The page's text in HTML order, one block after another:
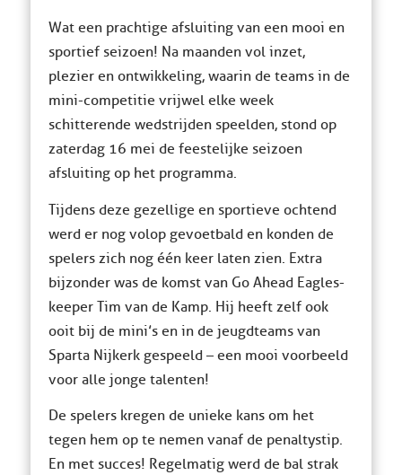
Wat een prachtige afsluiting van een mooi en
sportief seizoen! Na maanden vol inzet,
plezier en ontwikkeling, waarin de teams in de
mini-competitie vrijwel elke week
schitterende wedstrijden speelden, stond op
zaterdag 16 mei de feestelijke seizoen
afsluiting op het programma.
Tijdens deze gezellige en sportieve ochtend
werd er nog volop gevoetbald en konden de
spelers zich nog één keer laten zien. Extra
bijzonder was de komst van Go Ahead Eagles-
keeper Tim van de Kamp. Hij heeft zelf ook
ooit bij de mini’s en in de jeugdteams van
Sparta Nijkerk gespeeld – een mooi voorbeeld
voor alle jonge talenten!
De spelers kregen de unieke kans om het
tegen hem op te nemen vanaf de penaltystip.
En met succes! Regelmatig werd de bal strak